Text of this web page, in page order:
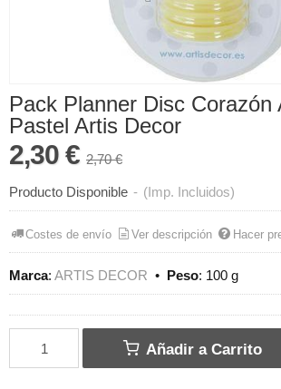
Pack Planner Disc Corazón
Pastel Artis Decor
2,30 € 2,70 €
Producto Disponible - (Imp. Incluidos)
Costes de envío Ver descripción Hacer
Marca: ARTIS DECOR • Peso: 100 g
Añadir a Carrito